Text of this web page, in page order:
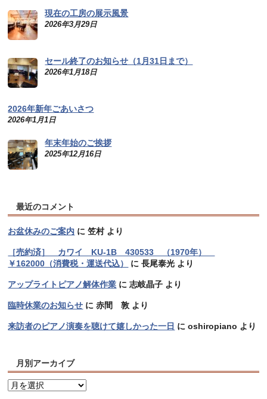
現在の工房の展示風景
2026年3月29日
セール終了のお知らせ（1月31日まで）
2026年1月18日
2026年新年ごあいさつ
2026年1月1日
年末年始のご挨拶
2025年12月16日
最近のコメント
お盆休みのご案内 に笠村より
［売約済］ カワイ KU-1B 430533 （1970年）
￥162000（消費税・運送代込）
に長尾泰光 より
アップライトピアノ解体作業 に志岐晶子 より
臨時休業のお知らせ に赤間 敦 より
来訪者のピアノ演奏を聴けて嬉しかった一日 にoshiropiano より
月別アーカイブ
月